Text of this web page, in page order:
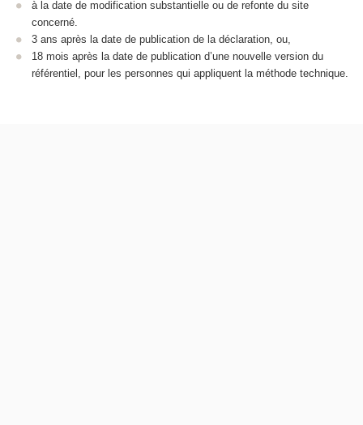
à la date de modification substantielle ou de refonte du site
concerné.
3 ans après la date de publication de la déclaration, ou,
18 mois après la date de publication d’une nouvelle version du
référentiel, pour les personnes qui appliquent la méthode technique.